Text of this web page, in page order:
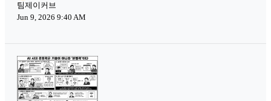
팀제이커브
Jun 9, 2026 9:40 AM